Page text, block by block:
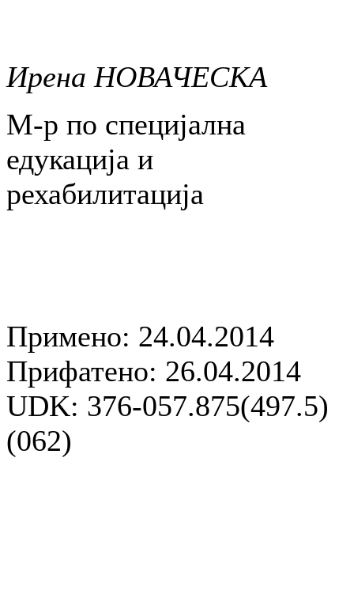
Ирена НОВАЧЕСКА
М-р по специјална
едукација и
рехабилитација
Примено: 24.04.2014
Прифатено: 26.04.2014
UDK: 376-057.875(497.5)
(062)